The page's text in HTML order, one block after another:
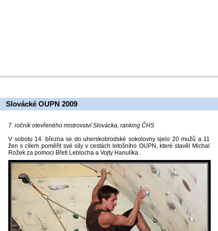
Slovácké OUPN 2009
7. ročník otevřeného mistrovství Slovácka, ranking ČHS
V sobotu 14. března se do uherskobrodské sokolovny sjelo 20 mužů a 11
žen s cílem poměřit své síly v cestách letošního OUPN, které stavěl Michal
Rožek za pomoci Břeti Leblocha a Vojty Hanulíka.